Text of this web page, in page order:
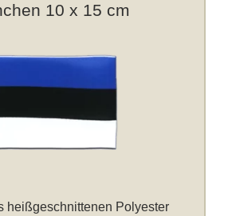
10 x 15 cm
heißgeschnittenen Polyester